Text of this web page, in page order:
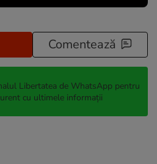
Comentează
Libertatea de WhatsApp pentru
cu ultimele informații